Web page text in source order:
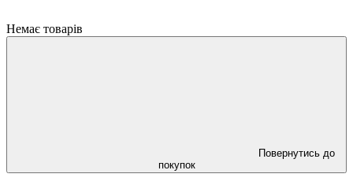
Немає товарів
Повернутись до
покупок